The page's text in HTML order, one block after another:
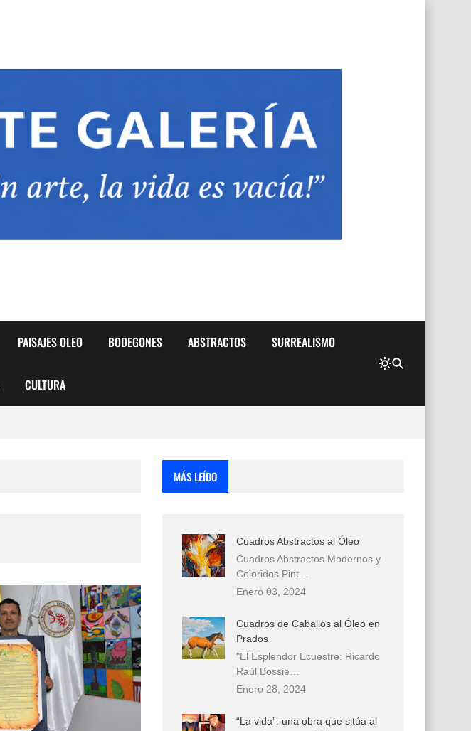
PAISAJES OLEO BODEGONES ABSTRACTOS SURREALISMO
CULTURA
MÁS LEÍDO
Cuadros Abstractos al Óleo
Cuadros Abstractos Modernos y
Coloridos Pint…
Enero 03, 2024
Cuadros de Caballos al Óleo en
Prados
"El Esplendor Ecuestre: Ricardo
Raúl Bossie…
Enero 28, 2024
“La vida”: una obra que sitúa al